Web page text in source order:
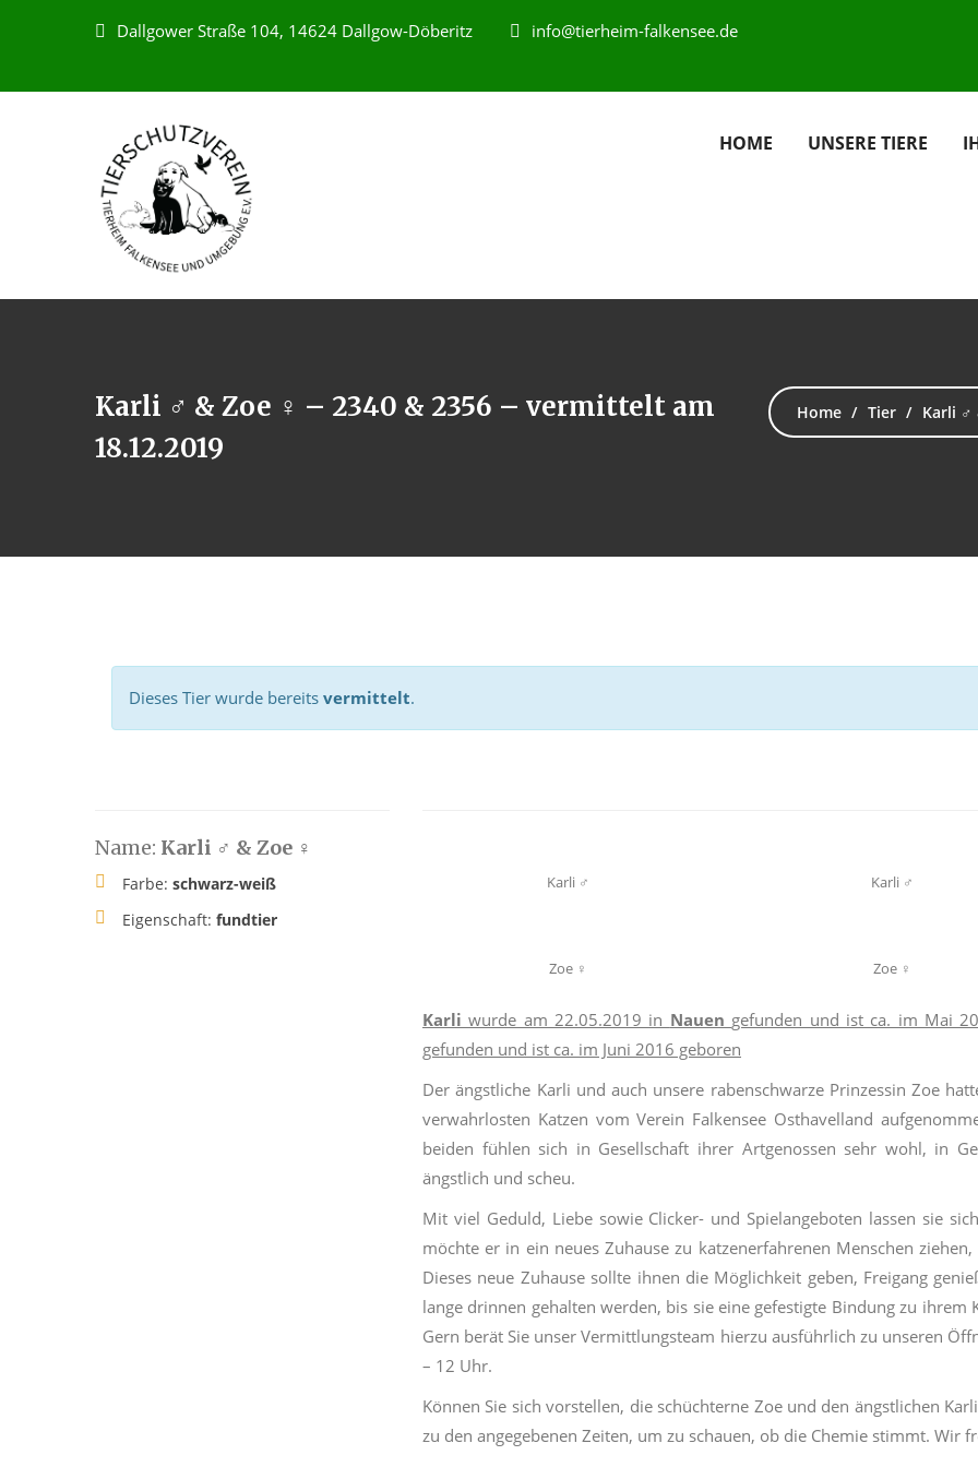
Dallgower Straße 104, 14624 Dallgow-Döberitz info@tierheim-falkensee.de
HOME UNSERE TIERE
Karli ♂ & Zoe ♀ – 2340 & 2356 – vermittelt am
18.12.2019
Home Tier Karli ♂
Dieses Tier wurde bereits vermittelt.
Name: Karli ♂ & Zoe ♀
Farbe: schwarz-weiß
Eigenschaft: fundtier
Karli ♂ Karli ♂
Zoe ♀ Zoe ♀
Karli wurde am 22.05.2019 in Nauen gefunden und ist ca. im Mai
gefunden und ist ca. im Juni 2016 geboren
Der ängstliche Karli und auch unsere rabenschwarze Prinzessin Zoe
verwahrlosten Katzen vom Verein Falkensee Osthavelland
beiden fühlen sich in Gesellschaft ihrer Artgenossen sehr wohl, in
ängstlich und scheu.
Mit viel Geduld, Liebe sowie Clicker- und Spielangeboten lassen sie
möchte er in ein neues Zuhause zu katzenerfahrenen Menschen
Dieses neue Zuhause sollte ihnen die Möglichkeit geben, Freigang
lange drinnen gehalten werden, bis sie eine gefestigte Bindung zu
Gern berät Sie unser Vermittlungsteam hierzu ausführlich zu unseren
– 12 Uhr.
Können Sie sich vorstellen, die schüchterne Zoe und den ängstlichen
zu den angegebenen Zeiten, um zu schauen, ob die Chemie stimmt. Wir